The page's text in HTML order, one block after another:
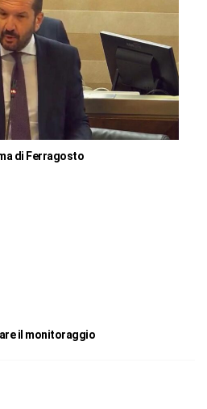
di Ferragosto
il monitoraggio